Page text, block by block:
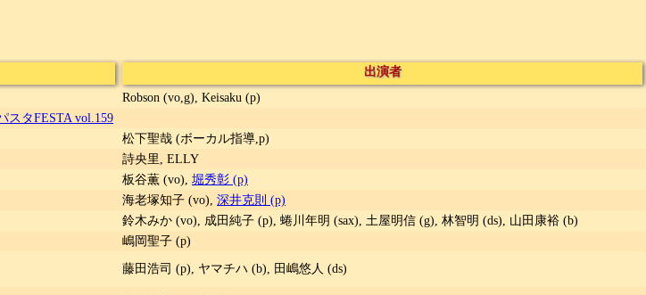
出演者
Robson (vo,g), Keisaku (p)
スタFESTA vol.159
松下聖哉 (ボーカル指導,p)
詩央里, ELLY
板谷薫 (vo), 堀秀彰 (p)
海老塚知子 (vo), 深井克則 (p)
鈴木みか (vo), 成田純子 (p), 蜷川年明 (sax), 土屋明信 (g), 林智明 (ds), 山田康裕 (b)
嶋岡聖子 (p)
藤田浩司 (p), ヤマチハ (b), 田嶋悠人 (ds)